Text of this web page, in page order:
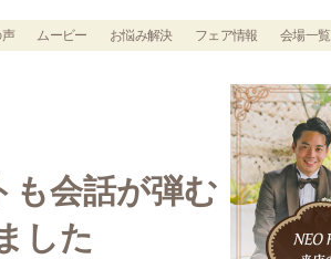
ムービー お悩み解決 フェア情報 会場一覧
会話が弾む
した